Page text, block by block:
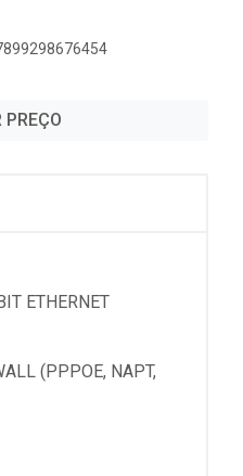
PREÇO
ETHERNET
(PPPOE, NAPT,